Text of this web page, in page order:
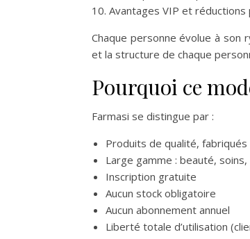
Avantages VIP et
Chaque personne évolue à son
et la structure de chaque
Pourquoi ce
Farmasi se distingue par :
Produits de qualité, fabriqués
Large gamme : beauté,
Inscription gratuite
Aucun stock obligatoire
Aucun abonnement annuel
Liberté totale d’utilisation